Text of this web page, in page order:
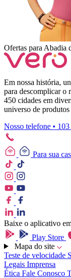
Ofertas para Abadia
Em nossa história,
para descomplicar o
450 cidades em
universo de
Nosso telefone •
Para sua
Baixe o aplicativo
Play Store
Mapa do site
Teste de velocidade
Legais Imprensa
Ética Fale Conosco